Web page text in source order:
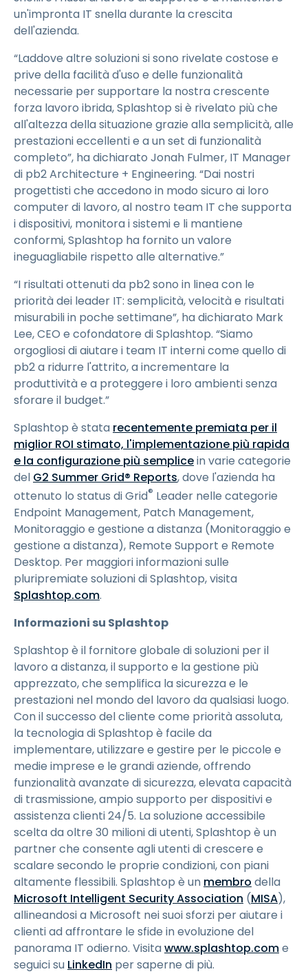
un'impronta IT snella durante la crescita
dell'azienda.
“Laddove altre soluzioni si sono rivelate costose e
prive della facilità d'uso e delle funzionalità
necessarie per supportare la nostra crescente
forza lavoro ibrida, Splashtop si è rivelato più che
all'altezza della situazione grazie alla semplicità, alle
prestazioni eccellenti e a un set di funzionalità
completo”, ha dichiarato Jonah Fulmer, IT Manager
di pb2 Architecture + Engineering. “Dai nostri
progettisti che accedono in modo sicuro ai loro
computer di lavoro, al nostro team IT che supporta
i dispositivi, monitora i sistemi e li mantiene
conformi, Splashtop ha fornito un valore
ineguagliabile rispetto alle alternative.”
“I risultati ottenuti da pb2 sono in linea con le
priorità dei leader IT: semplicità, velocità e risultati
misurabili in poche settimane”, ha dichiarato Mark
Lee, CEO e cofondatore di Splashtop. “Siamo
orgogliosi di aiutare i team IT interni come quello di
pb2 a ridurre l'attrito, a incrementare la
produttività e a proteggere i loro ambienti senza
sforare il budget.”
Splashtop è stata recentemente premiata per il
miglior ROI stimato, l'implementazione più rapida
e la configurazione più semplicein varie categorie
del G2 Summer Grid® Reports, dove l'azienda ha
ottenuto lo status di Grid® Leader nelle categorie
Endpoint Management, Patch Management,
Monitoraggio e gestione a distanza (Monitoraggio e
gestione a distanza), Remote Support e Remote
Desktop. Per maggiori informazioni sulle
pluripremiate soluzioni di Splashtop, visita
Splashtop.com.
Informazioni su Splashtop
Splashtop è il fornitore globale di soluzioni per il
lavoro a distanza, il supporto e la gestione più
apprezzato, che semplifica la sicurezza e le
prestazioni nel mondo del lavoro da qualsiasi luogo.
Con il successo del cliente come priorità assoluta,
la tecnologia di Splashtop è facile da
implementare, utilizzare e gestire per le piccole e
medie imprese e le grandi aziende, offrendo
funzionalità avanzate di sicurezza, elevata capacità
di trasmissione, ampio supporto per dispositivi e
assistenza clienti 24/5. La soluzione accessibile
scelta da oltre 30 milioni di utenti, Splashtop è un
partner che consente agli utenti di crescere e
scalare secondo le proprie condizioni, con piani
altamente flessibili. Splashtop è un membro della
Microsoft Intelligent Security Association (MISA),
allineandosi a Microsoft nei suoi sforzi per aiutare i
clienti ad affrontare le sfide in evoluzione del
panorama IT odierno. Visitawww.splashtop.come
seguici su LinkedIn per saperne di più.